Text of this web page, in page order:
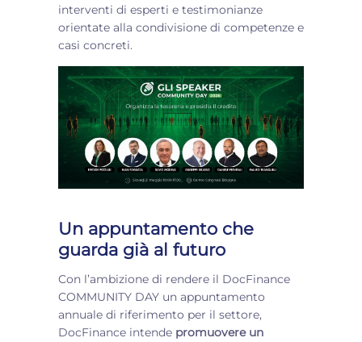
interventi di esperti e testimonianze
orientate alla condivisione di competenze e
casi concreti.
Un appuntamento che
guarda già al futuro
Con l’ambizione di rendere il DocFinance
COMMUNITY DAY un appuntamento
annuale di riferimento per il settore,
DocFinance intende promuovere un